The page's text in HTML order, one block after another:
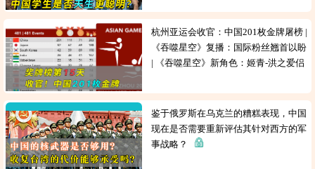
杭州亚运会收官：中国201枚金牌屠榜 |
《吞噬星空》复播：国际粉丝翘首以盼
| 《吞噬星空》新角色：姬青-洪之爱侣
鉴于俄罗斯在乌克兰的糟糕表现，中国
现在是否需要重新评估其针对西方的军
事战略？